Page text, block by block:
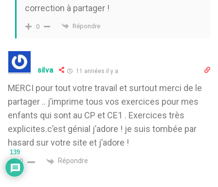
correction à partager !
0 Répondre
silva 11 années il y a
MERCI pour tout votre travail et surtout merci de le
partager .. j’imprime tous vos exercices pour mes
enfants qui sont au CP et CE1 . Exercices très
explicites.c’est génial j’adore ! je suis tombée par
hasard sur votre site et j’adore !
0 Répondre
139